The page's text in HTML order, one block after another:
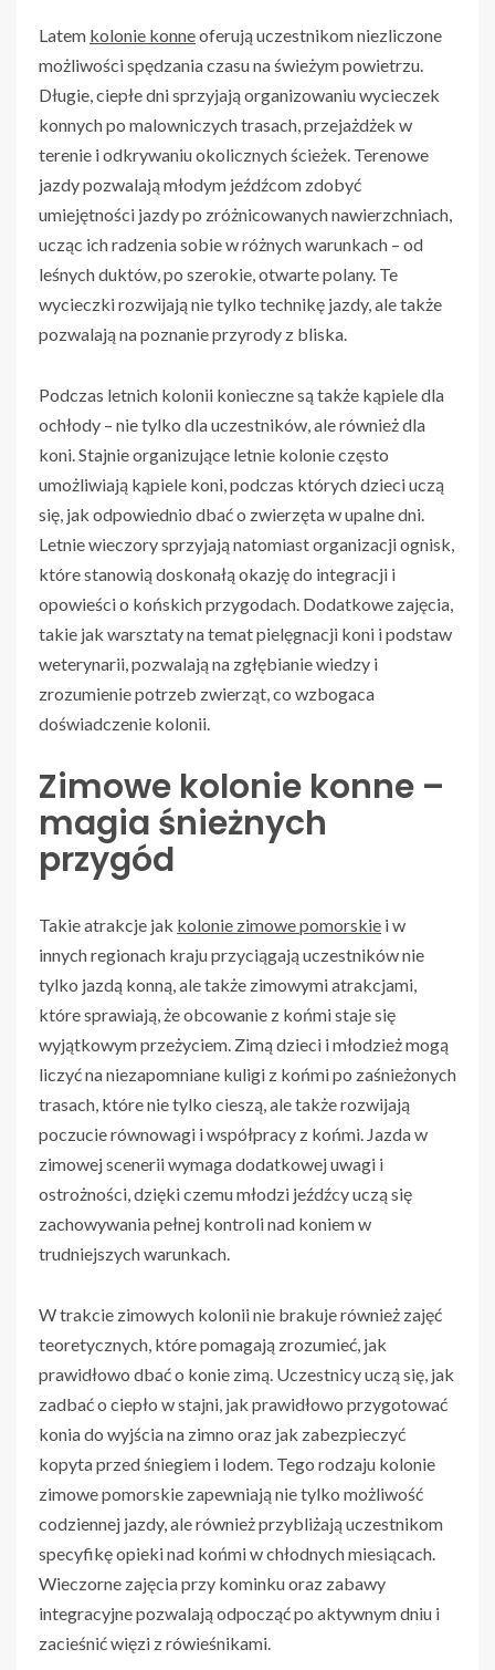
Latem kolonie konneoferują uczestnikom niezliczone
możliwości spędzania czasu na świeżym powietrzu.
Długie, ciepłe dni sprzyjają organizowaniu wycieczek
konnych po malowniczych trasach, przejażdżek w
terenie i odkrywaniu okolicznych ścieżek. Terenowe
jazdy pozwalają młodym jeźdźcom zdobyć
umiejętności jazdy po zróżnicowanych nawierzchniach,
ucząc ich radzenia sobie w różnych warunkach – od
leśnych duktów, po szerokie, otwarte polany. Te
wycieczki rozwijają nie tylko technikę jazdy, ale także
pozwalają na poznanie przyrody z bliska.
Podczas letnich kolonii konieczne są także kąpiele dla
ochłody – nie tylko dla uczestników, ale również dla
koni. Stajnie organizujące letnie kolonie często
umożliwiają kąpiele koni, podczas których dzieci uczą
się, jak odpowiednio dbać o zwierzęta w upalne dni.
Letnie wieczory sprzyjają natomiast organizacji ognisk,
które stanowią doskonałą okazję do integracji i
opowieści o końskich przygodach. Dodatkowe zajęcia,
takie jak warsztaty na temat pielęgnacji koni i podstaw
weterynarii, pozwalają na zgłębianie wiedzy i
zrozumienie potrzeb zwierząt, co wzbogaca
doświadczenie kolonii.
Zimowe kolonie konne –
magia śnieżnych
przygód
Takie atrakcje jak kolonie zimowe pomorskie i w
innych regionach kraju przyciągają uczestników nie
tylko jazdą konną, ale także zimowymi atrakcjami,
które sprawiają, że obcowanie z końmi staje się
wyjątkowym przeżyciem. Zimą dzieci i młodzież mogą
liczyć na niezapomniane kuligi z końmi po zaśnieżonych
trasach, które nie tylko cieszą, ale także rozwijają
poczucie równowagi i współpracy z końmi. Jazda w
zimowej scenerii wymaga dodatkowej uwagi i
ostrożności, dzięki czemu młodzi jeźdźcy uczą się
zachowywania pełnej kontroli nad koniem w
trudniejszych warunkach.
W trakcie zimowych kolonii nie brakuje również zajęć
teoretycznych, które pomagają zrozumieć, jak
prawidłowo dbać o konie zimą. Uczestnicy uczą się, jak
zadbać o ciepło w stajni, jak prawidłowo przygotować
konia do wyjścia na zimno oraz jak zabezpieczyć
kopyta przed śniegiem i lodem. Tego rodzaju kolonie
zimowe pomorskie zapewniają nie tylko możliwość
codziennej jazdy, ale również przybliżają uczestnikom
specyfikę opieki nad końmi w chłodnych miesiącach.
Wieczorne zajęcia przy kominku oraz zabawy
integracyjne pozwalają odpocząć po aktywnym dniu i
zacieśnić więzi z rówieśnikami.